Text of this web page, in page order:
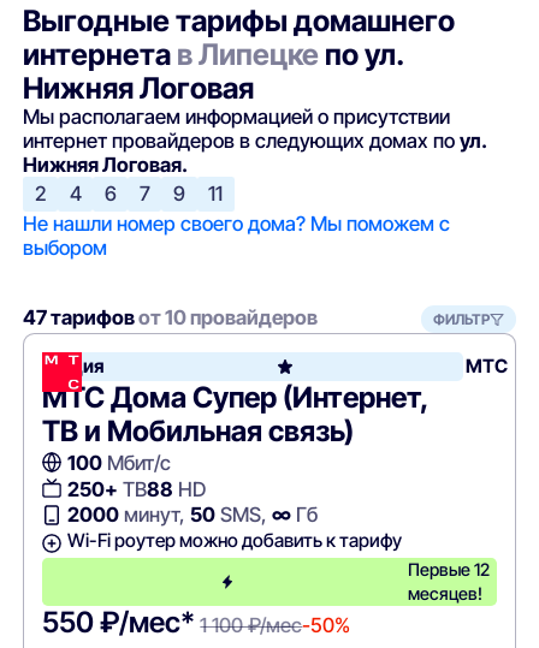
Выгодные тарифы домашнего
интернета в Липецке по ул.
Нижняя Логовая
Мы располагаем информацией о присутствии
интернет провайдеров в следующих домах поул.
Нижняя Логовая.
2
4 6 7 9
11
Не нашли номер своего дома? Мы поможем с
выбором
47 тарифовот 10 провайдеров ФИЛЬТР
Акция МТС
МТС Дома Супер (Интернет,
ТВ и Мобильная связь)
100Мбит/с
250+ ТВ88 HD
2000минут, 50SMS, ∞Гб
Wi-Fi роутер можно добавить к тарифу
Первые 12
месяцев!
550 ₽/мес* 1 100 ₽/мес-50%